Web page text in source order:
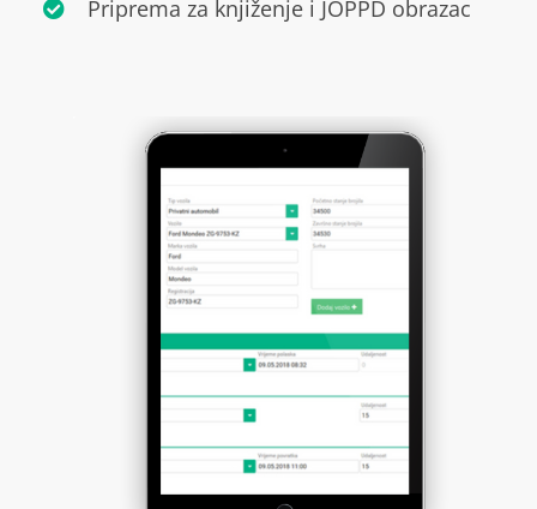
Priprema za knjiženje i JOPPD obrazac